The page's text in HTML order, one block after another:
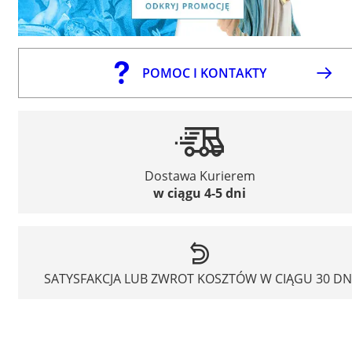
POMOC I KONTAKTY
Dostawa Kurierem
w ciągu 4-5 dni
SATYSFAKCJA LUB ZWROT KOSZTÓW W CIĄGU 30